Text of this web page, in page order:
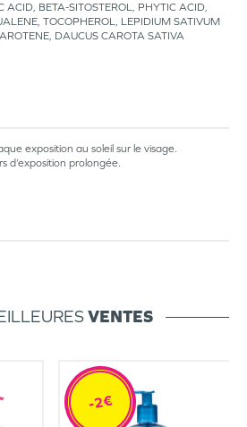
ACID, BETA-SITOSTEROL, PHYTIC ACID,
TOCOPHEROL, LEPIDIUM SATIVUM
DAUCUS CAROTA SATIVA
exposition au soleil sur le visage.
d’exposition prolongée.
VENTES
-2€